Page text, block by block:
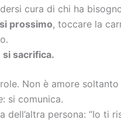
cura di chi ha
prossimo, toccare la
sacrifica.
Non è amore
: si comunica.
dell’altra persona: “Io ti